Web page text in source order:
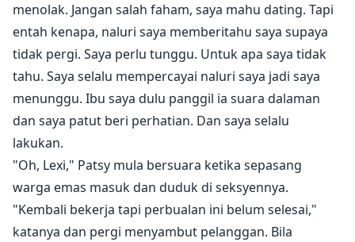
menolak. Jangan salah faham, saya mahu dating. Tapi
entah kenapa, naluri saya memberitahu saya supaya
tidak pergi. Saya perlu tunggu. Untuk apa saya tidak
tahu. Saya selalu mempercayai naluri saya jadi saya
menunggu. Ibu saya dulu panggil ia suara dalaman
dan saya patut beri perhatian. Dan saya selalu
lakukan.
"Oh, Lexi," Patsy mula bersuara ketika sepasang
warga emas masuk dan duduk di seksyennya.
"Kembali bekerja tapi perbualan ini belum selesai,"
katanya dan pergi menyambut pelanggan. Bila